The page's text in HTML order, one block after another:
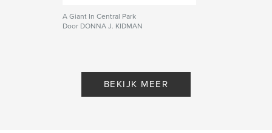
A Giant In Central Park
Door DONNA J. KIDMAN
BEKIJK MEER